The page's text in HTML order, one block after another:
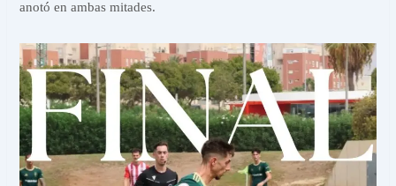
anotó en ambas mitades.